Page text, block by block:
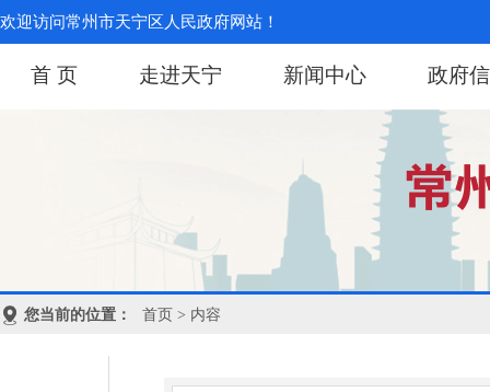
欢迎访问常州市天宁区人民政府网站！
首 页 走进天宁 新闻中心 政府
您当前的位置： 首页 > 内容